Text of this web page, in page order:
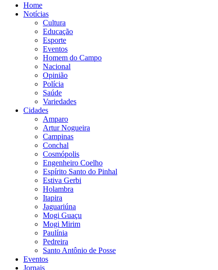
Home
Notícias
Cultura
Educação
Esporte
Eventos
Homem do Campo
Nacional
Opinião
Polícia
Saúde
Variedades
Cidades
Amparo
Artur Nogueira
Campinas
Conchal
Cosmópolis
Engenheiro Coelho
Espírito Santo do Pinhal
Estiva Gerbi
Holambra
Itapira
Jaguariúna
Mogi Guaçu
Mogi Mirim
Paulínia
Pedreira
Santo Antônio de Posse
Eventos
Jornais